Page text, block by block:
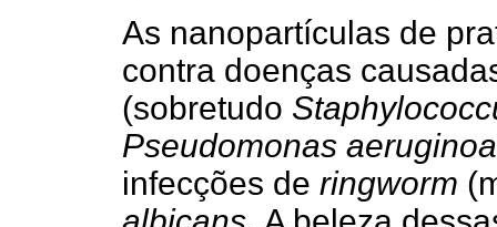
As nanopartículas de
contra doenças
(sobretudo
Pseudomonas aeruginoa
infecções de ringworm